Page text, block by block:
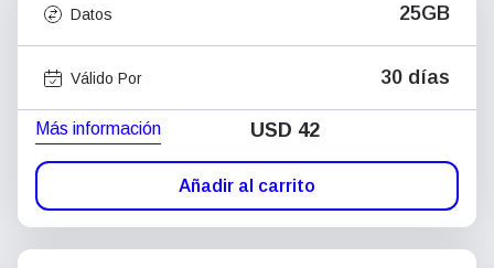
Datos 25GB
Válido Por 30 días
Más información USD 42
Añadir al carrito